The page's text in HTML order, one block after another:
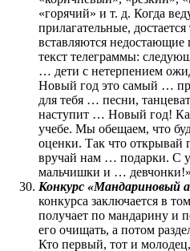
«горячий» и т. д. Когда
прилагательные,
вставляются недостающие
текст телеграммы:
… дети с нетерпением
Новый год это самый …
для тебя … песни,
наступит … Новый год!
учебе. Мы обещаем, что
оценки. Так что
вручай нам … подарки. С
мальчишки и …
Конкурс
конкурса заключается в
получает по мандарину и
его очищать, а потом
Кто первый, тот и